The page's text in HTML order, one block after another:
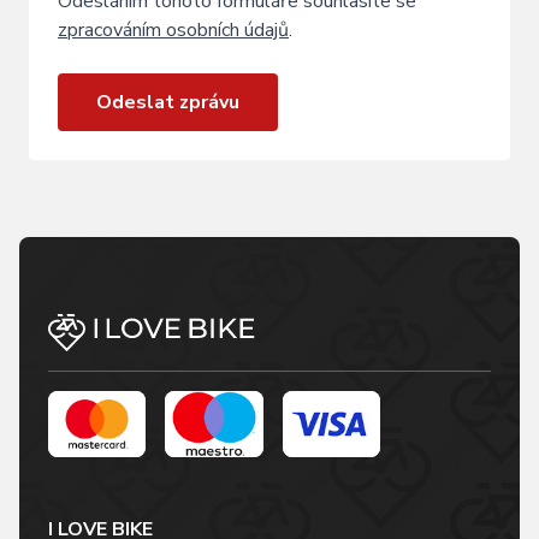
zpracováním osobních údajů.
Odeslat zprávu
I LOVE BIKE